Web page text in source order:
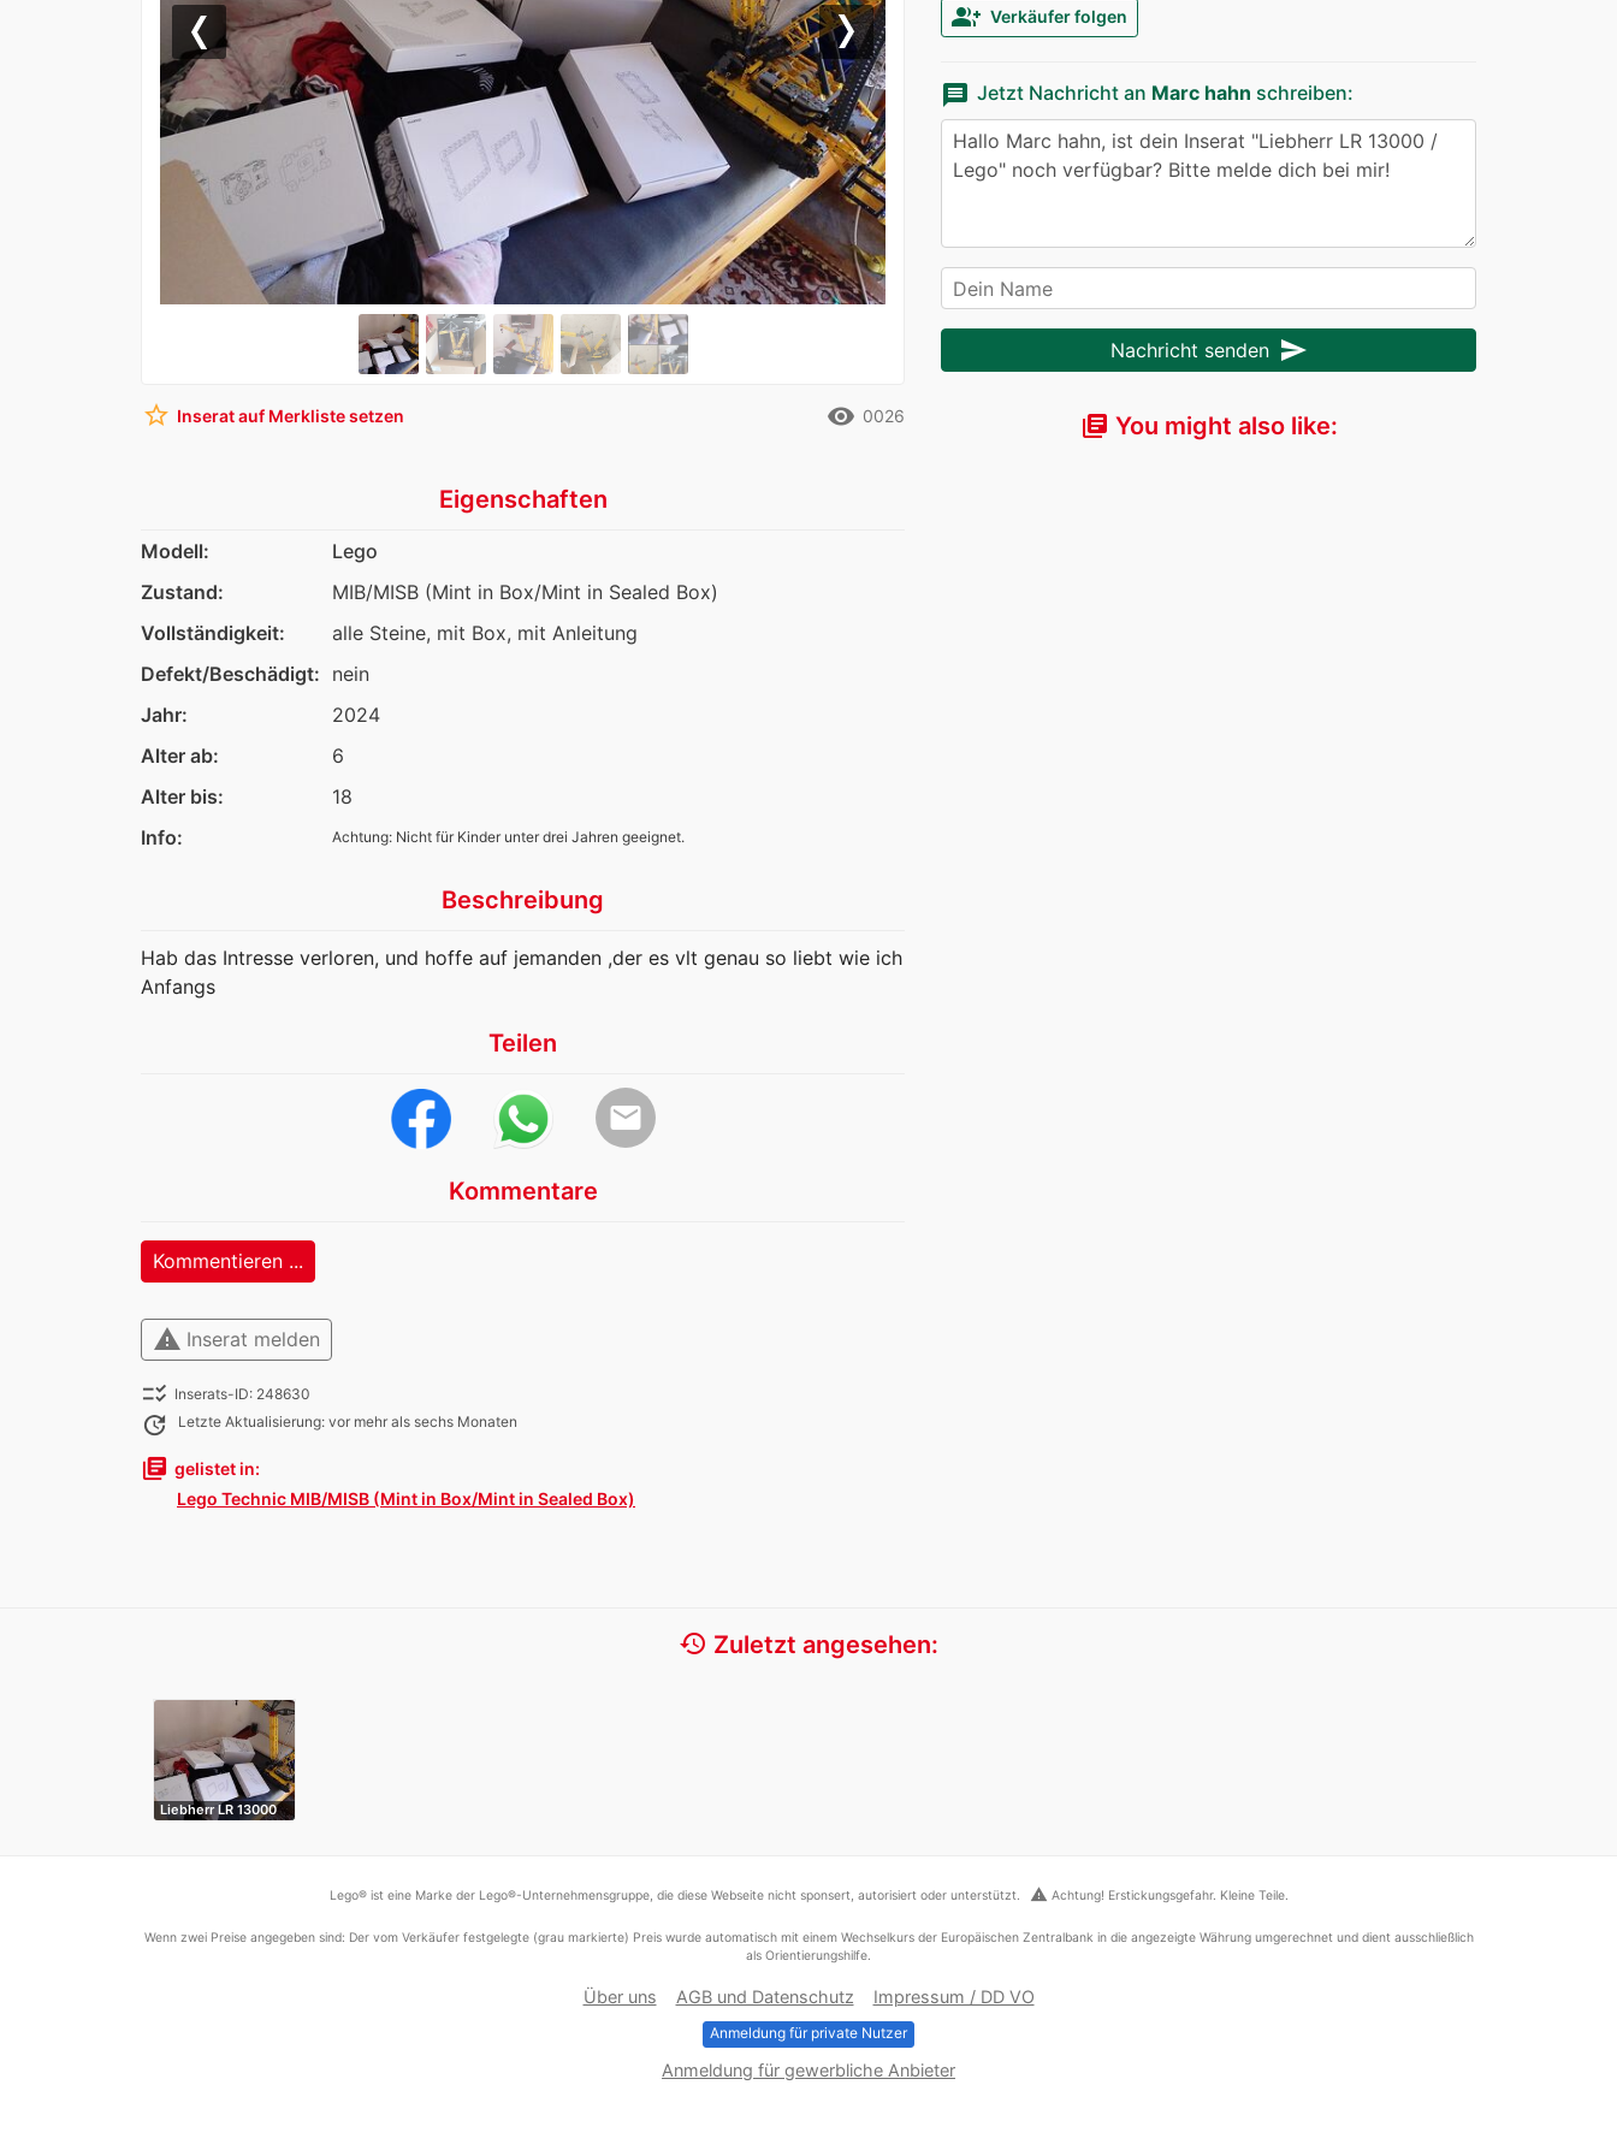
group_add Verkäufer folgen
message Jetzt Nachricht an Marc hahn schreiben:
Nachricht senden send
library_books You might also like:
Previous Next
star_border Inserat auf Merkliste setzen remove_red_eye 0026
Eigenschaften
Modell:
Lego
Zustand:
MIB/MISB (Mint in Box/Mint in Sealed Box)
Vollständigkeit:
alle Steine, mit Box, mit Anleitung
Defekt/Beschädigt: nein
Jahr:
2024
Alter ab:
6
Alter bis:
18
Info:
Achtung: Nicht für Kinder unter drei Jahren geeignet.
Beschreibung
Hab das Intresse verloren, und hoffe auf jemanden ,der es vlt genau so liebt wie ich
Anfangs
Teilen
email
Kommentare
Kommentieren ...
warning Inserat melden
checklist_rtl Inserats-ID: 248630
update Letzte Aktualisierung: vor mehr als sechs Monaten
library_books gelistet in:
Lego Technic MIB/MISB (Mint in Box/Mint in Sealed Box)
history Zuletzt angesehen:
Liebherr LR 13000
Lego® ist eine Marke der Lego®-Unternehmensgruppe, die diese Webseite nicht sponsert, autorisiert oder unterstützt. warning Achtung! Erstickungsgefahr. Kleine Teile.
Wenn zwei Preise angegeben sind: Der vom Verkäufer festgelegte (grau markierte) Preis wurde automatisch mit einem Wechselkurs der Europäischen Zentralbank in die angezeigte Währung umgerechnet und dient ausschließlich
als Orientierungshilfe.
Über uns AGB und Datenschutz Impressum / DD VO
Anmeldung für private Nutzer
Anmeldung für gewerbliche Anbieter